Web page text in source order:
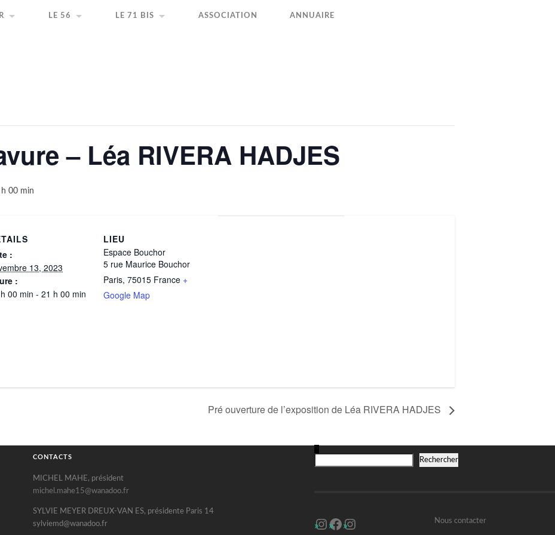
la création artistique
LE 56 LE 71 BIS ASSOCIATION ANNUAIRE
– Léa RIVERA HADJES
00 min
:
13, 2023
:
00 min - 21 h 00 min
LIEU
Espace Bouchor
5 rue Maurice Bouchor
Paris, 75015 France +
Google Map
Pré ouverture de l’exposition de Léa RIVERA HADJES
CONTACTS
MICHEL MAHE, président
michel.mahe15@wanadoo.fr
SYLVIE MEYER DREUX-VAN ES, présidente Paris 14
sylviemd@wanadoo.fr
Rechercher
Instagram Facebook Instagram Nous contacter